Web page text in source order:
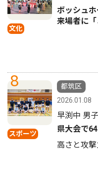
文化
ボッシュ
来場者に
8
スポーツ
都筑区
2026.01.08
早渕中 男
県大会で
高さと攻